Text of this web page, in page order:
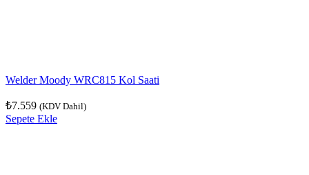
Welder Moody WRC815 Kol Saati
₺7.559 (KDV Dahil)
Sepete Ekle